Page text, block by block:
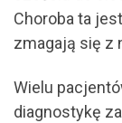
Choroba ta
zmagają się z
Wielu
diagnostykę